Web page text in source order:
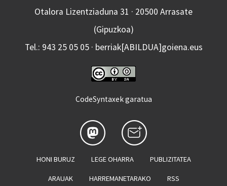
Otalora Lizentziaduna 31 · 20500 Arrasate
(Gipuzkoa)
Tel.: 943 25 05 05 · berriak[ABILDUA]goiena.eus
CodeSyntaxek garatua
HONI BURUZ LEGE OHARRA PUBLIZITATEA
ARAUAK HARREMANETARAKO RSS